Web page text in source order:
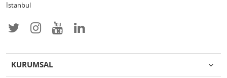
İstanbul
KURUMSAL